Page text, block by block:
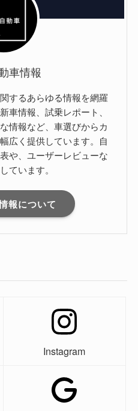
車情報
するあらゆる情報を網羅
車情報、試乗レポート、
情報など、車選びからカ
広く提供しています。自
や、ユーザーレビューな
ています。
報について
Instagram